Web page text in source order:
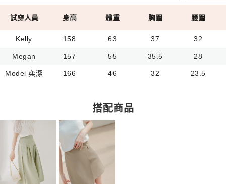
試穿人員 身高 體重 胸圍 腰圍
Kelly 158 63 37 32
Megan 157 55 35.5 28
Model 奕潔 166 46 32 23.5
搭配商品